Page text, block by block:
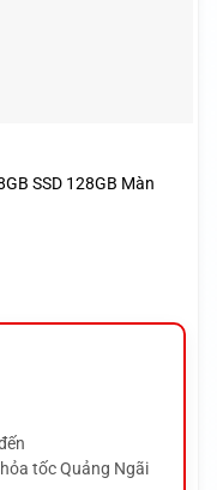
SSD 128GB Màn
tốc Quảng Ngãi